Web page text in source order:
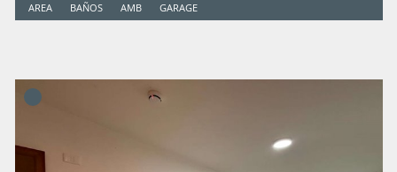
AREA BAÑOS AMB GARAGE